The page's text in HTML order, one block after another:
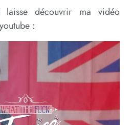
laisse découvrir ma vidéo
: